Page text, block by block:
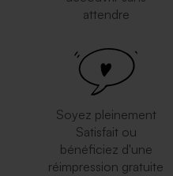
attendre
Soyez pleinement
Satisfait ou
bénéficiez d'une
réimpression gratuite